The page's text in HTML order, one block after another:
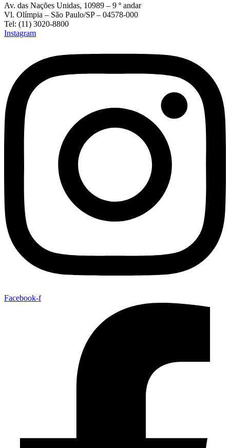
Av. das Nações Unidas, 10989 – 9 º andar
Vl. Olímpia – São Paulo/SP – 04578-000
Tel: (11) 3020-8800
Instagram
Facebook-f